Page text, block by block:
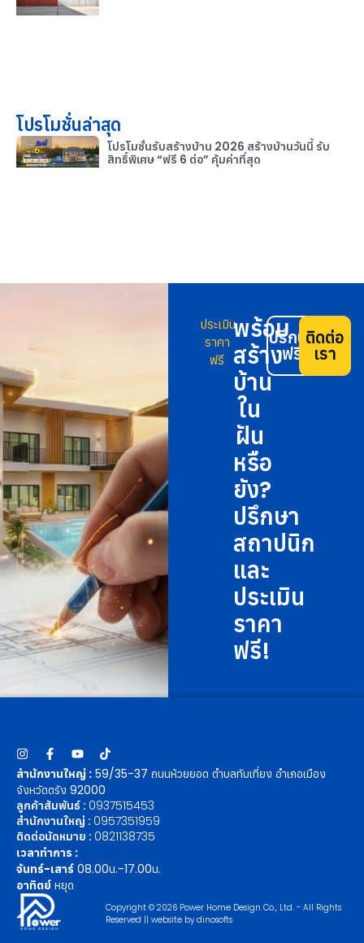
โปรโมชั่นล่าสุด
โปรโมชั่นรับสร้างบ้าน 2026 สร้างบ้านวันนี้ รับ
สิทธิ์พิเศษ “ฟรี 6 ต่อ” คุ้มค่าที่สุด
ประเมิน
ราคา
ฟรี
พร้อม
สร้าง
บ้าน
ใน
ฝัน
หรือ
ยัง?
ปรึกษา
สถาปนิก
และ
ประเมิน
ราคา
ฟรี!
ปรึกษา
ฟรี
ติดต่อ
เรา
Copyright © 2026 Power Home Design Co., Ltd. - All Rights
Reserved || website bydinosofts
เวลาทำการ :
จันทร์-เสาร์ 08.00น.-17.00น.
อาทิตย์ หยุด
ลูกค้าสัมพันธ์ : 0937515453
สำนักงานใหญ่ : 0957351959
ติดต่อนัดหมาย : 0821138735
สำนักงานใหญ่ : 59/35-37 ถนนห้วยยอด ตำบลทับเที่ยง อำเภอเมือง
จังหวัดตรัง 92000